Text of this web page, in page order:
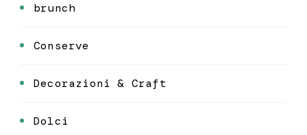
brunch
Conserve
Decorazioni & Craft
Dolci